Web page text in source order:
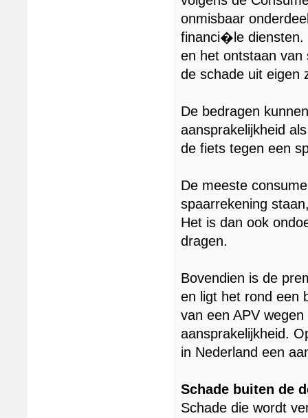
onmisbaar
financi�le diensten.
en het ontstaan van
de schade uit eigen
De bedragen
aansprakelijkheid
de fiets tegen een
De meeste
spaarrekening
Het is dan ook
dragen.
Bovendien is de
en ligt het rond een
van een APV
aansprakelijkheid.
in Nederland een
Schade buiten de
Schade die wordt